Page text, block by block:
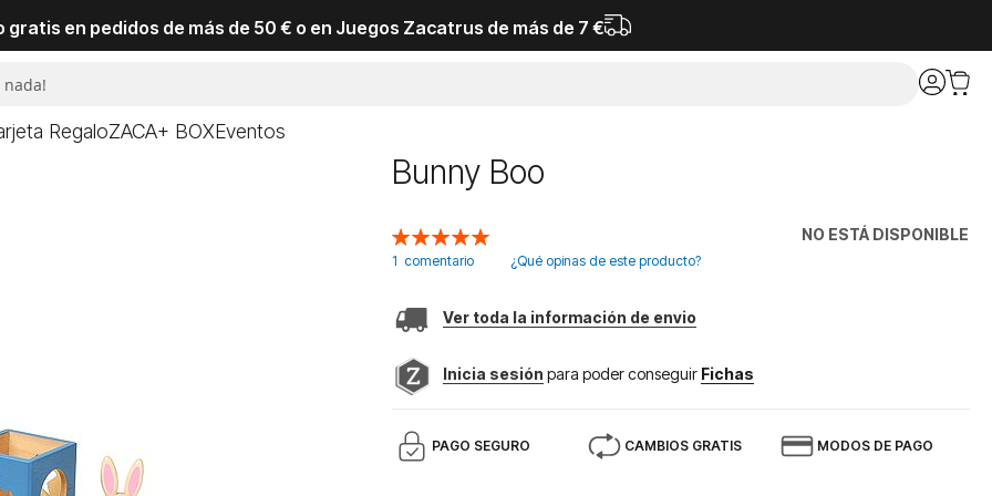
gratis en pedidos de más de 50 € o en Juegos Zacatrus de más de 7 €
RegaloZACA+ BOXEventos
Bunny Boo
NO ESTÁ DISPONIBLE
Valoración:
100
% of100
1 comentario ¿Qué opinas de este producto?
Ver toda la información de envio
Inicia sesión para poder conseguir Fichas
PAGO SEGURO CAMBIOS GRATIS MODOS DE PAGO